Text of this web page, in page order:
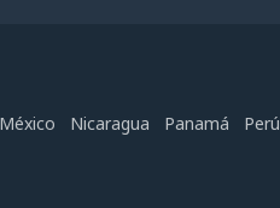
México Nicaragua Panamá
Perú